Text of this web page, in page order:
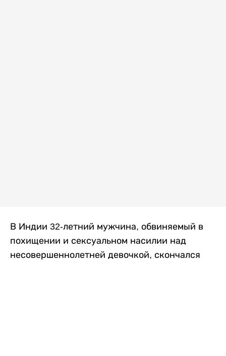
В Индии 32-летний мужчина, обвиняемый в
похищении и сексуальном насилии над
несовершеннолетней девочкой, скончался